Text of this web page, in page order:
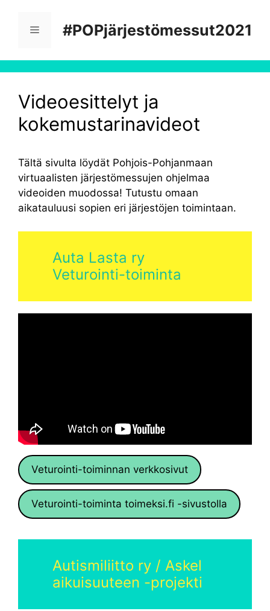
#POPjärjestömessut2021
Valikko
Videoesittelyt ja
kokemustarinavideot
Tältä sivulta löydät Pohjois-Pohjanmaan
virtuaalisten järjestömessujen ohjelmaa
videoiden muodossa! Tutustu omaan
aikatauluusi sopien eri järjestöjen toimintaan.
Auta Lasta ry
Veturointi-toiminta
Veturointi-toiminnan verkkosivut
Veturointi-toiminta toimeksi.fi -sivustolla
Autismiliitto ry / Askel
aikuisuuteen -projekti